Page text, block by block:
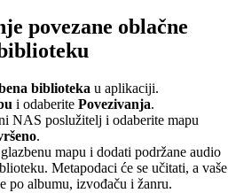
povezane oblačne
biblioteka u aplikaciji.
i odaberite Povezivanja.
NAS poslužitelj i odaberite mapu
.
mapu i dodati podržane audio
Metapodaci će se učitati, a vaše
po albumu, izvođaču i žanru.